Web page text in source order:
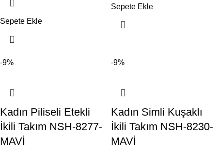
Sepete Ekle
Sepete Ekle
-9%
Kadın Piliseli Etekli
İkili Takım NSH-8277-
MAVİ
-9%
Kadın Simli Kuşaklı
İkili Takım NSH-8230-
MAVİ